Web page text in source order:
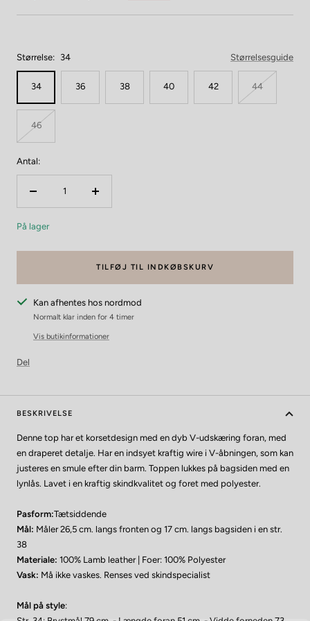
Størrelse: 34 Størrelsesguide
34 36 38 40 42 44
46
Antal:
Reducer
Forøg
På lager
TILFØJ TIL INDKØBSKURV
Kan afhentes hos nordmod
Normalt klar inden for 4 timer
Vis butikinformationer
Del
BESKRIVELSE
Denne top har et korsetdesign med en dyb V-udskæring foran, med
en draperet detalje. Har en indsyet kraftig wire i V-åbningen, som kan
justeres en smule efter din barm. Toppen lukkes på bagsiden med en
lynlås. Lavet i en kraftig skindkvalitet og foret med polyester.
Pasform:Tætsiddende
Mål: Måler 26,5 cm. langs fronten og 17 cm. langs bagsiden i en str.
38
Materiale: 100% Lamb leather | Foer: 100% Polyester
Vask: Må ikke vaskes. Renses ved skindspecialist
Mål på style: